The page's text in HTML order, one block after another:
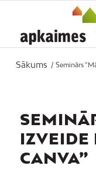
Sākums / Seminārs
IZVEIDE
CANVA”